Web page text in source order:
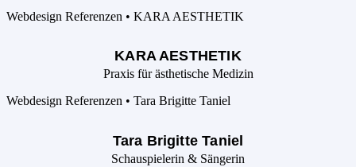
KARA AESTHETIK
Praxis für ästhetische Medizin
Tara Brigitte Taniel
Schauspielerin & Sängerin